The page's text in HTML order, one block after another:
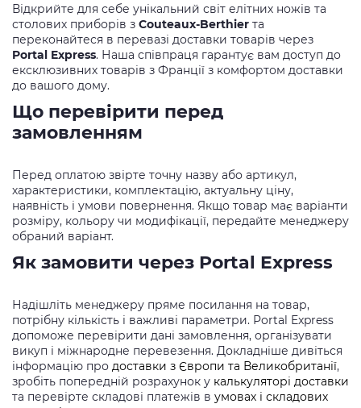
Відкрийте для себе унікальний світ елітних ножів та
столових приборів з Couteaux-Berthier та
переконайтеся в перевазі доставки товарів через
Portal Express. Наша співпраця гарантує вам доступ до
ексклюзивних товарів з Франції з комфортом доставки
до вашого дому.
Що перевірити перед
замовленням
Перед оплатою звірте точну назву або артикул,
характеристики, комплектацію, актуальну ціну,
наявність і умови повернення. Якщо товар має варіанти
розміру, кольору чи модифікації, передайте менеджеру
обраний варіант.
Як замовити через Portal Express
Надішліть менеджеру пряме посилання на товар,
потрібну кількість і важливі параметри. Portal Express
допоможе перевірити дані замовлення, організувати
викуп і міжнародне перевезення. Докладніше дивіться
інформацію про доставки з Європи та Великобританії,
зробіть попередній розрахунок у калькуляторі доставки
та перевірте складові платежів в умовах і складових